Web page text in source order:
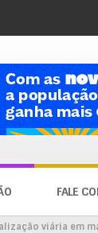
FALE
viária em